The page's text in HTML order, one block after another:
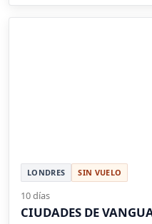
LONDRES SIN VUELO
10 días
CIUDADES DE